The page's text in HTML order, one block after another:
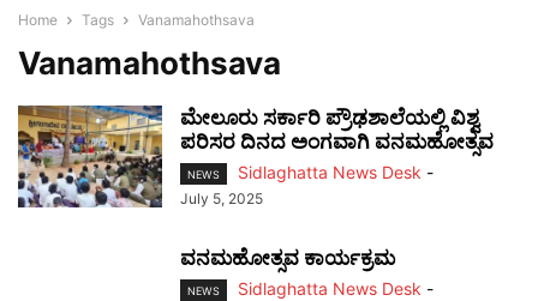
Home Tags Vanamahothsava
Vanamahothsava
ಮೇಲೂರು ಸರ್ಕಾರಿ ಪ್ರೌಢಶಾಲೆಯಲ್ಲಿ ವಿಶ್ವ
ಪರಿಸರ ದಿನದ ಅಂಗವಾಗಿ ವನಮಹೋತ್ಸವ
NEWS Sidlaghatta News Desk -
July 5, 2025
ವನಮಹೋತ್ಸವ ಕಾರ್ಯಕ್ರಮ
NEWS Sidlaghatta News Desk -